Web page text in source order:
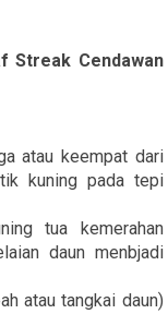
Cendawan
atau keempat dari
kuning pada tepi
tua kemerahan
daun menbjadi
atau tangkai daun)